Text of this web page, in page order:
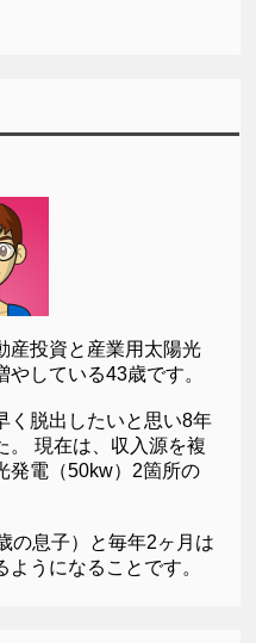
産投資と産業用太陽光
している43歳です。
く脱出したいと思い8年
。 現在は、収入源を複
発電（50kw）2箇所の
の息子）と毎年2ヶ月は
うになることです。